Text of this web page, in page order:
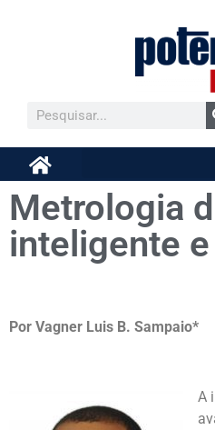
Metrologia
inteligente
Por Vagner Luis B. Sampaio*
A